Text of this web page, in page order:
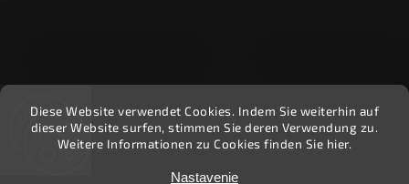
Diese Website verwendet Cookies. Indem Sie weiterhin auf
dieser Website surfen, stimmen Sie deren Verwendung zu.
Weitere Informationen zu Cookies finden Sie hier.
Nastavenie
Recenzie zákazníkov - Heuréka
Ekočlovek. Všetky práva vyhradené.